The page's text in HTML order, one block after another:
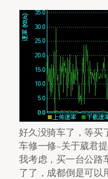
好久没骑车了，等买
车修一修~关于葳君
我考虑，买一台公路
了了，成都倒是可以